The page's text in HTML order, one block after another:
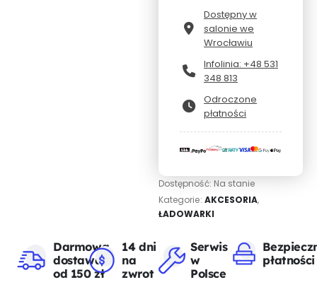
Dostępny w
salonie we
Wrocławiu
Infolinia: +48 531
348 813
Odroczone
płatności
Dostępność: Na stanie
Kategorie: AKCESORIA,
ŁADOWARKI
Darmowa
dostawa
od 150 zł
14 dni
na
zwrot
Serwis
w
Polsce
płatności